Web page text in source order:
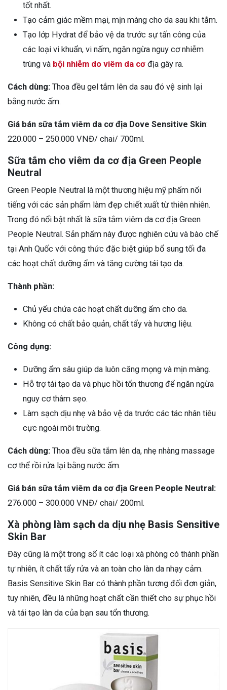
tốt nhất.
Tạo cảm giác mềm mại, mịn màng cho da sau khi tắm.
Tạo lớp Hydrat để bảo vệ da trước sự tấn công của
các loại vi khuẩn, vi nấm, ngăn ngừa nguy cơ nhiễm
trùng và bội nhiễm do viêm da cơ địa gây ra.
Cách dùng: Thoa đều gel tắm lên da sau đó vệ sinh lại
bằng nước ấm.
Giá bán sữa tắm viêm da cơ địa Dove Sensitive Skin:
220.000 – 250.000 VNĐ/ chai/ 700ml.
Sữa tắm cho viêm da cơ địa Green People
Neutral
Green People Neutral là một thương hiệu mỹ phẩm nổi
tiếng với các sản phẩm làm đẹp chiết xuất từ thiên nhiên.
Trong đó nổi bật nhất là sữa tắm viêm da cơ địa Green
People Neutral. Sản phẩm này được nghiên cứu và bào chế
tại Anh Quốc với công thức đặc biệt giúp bổ sung tối đa
các hoạt chất dưỡng ẩm và tăng cường tái tạo da.
Thành phần:
Chủ yếu chứa các hoạt chất dưỡng ẩm cho da.
Không có chất bảo quản, chất tẩy và hương liệu.
Công dụng:
Dưỡng ẩm sâu giúp da luôn căng mọng và mịn màng.
Hỗ trợ tái tạo da và phục hồi tổn thương để ngăn ngừa
nguy cơ thâm sẹo.
Làm sạch dịu nhẹ và bảo vệ da trước các tác nhân tiêu
cực ngoài môi trường.
Cách dùng: Thoa đều sữa tắm lên da, nhẹ nhàng massage
cơ thể rồi rửa lại bằng nước ấm.
Giá bán sữa tắm viêm da cơ địa Green People Neutral:
276.000 – 300.000 VNĐ/ chai/ 200ml.
Xà phòng làm sạch da dịu nhẹ Basis Sensitive
Skin Bar
Đây cũng là một trong số ít các loại xà phòng có thành phần
tự nhiên, ít chất tẩy rửa và an toàn cho làn da nhạy cảm.
Basis Sensitive Skin Bar có thành phần tương đối đơn giản,
tuy nhiên, đều là những hoạt chất cần thiết cho sự phục hồi
và tái tạo làn da của bạn sau tổn thương.